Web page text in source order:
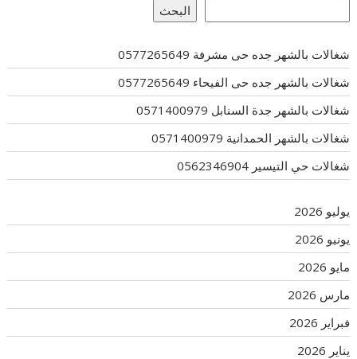
البحث
شغالات بالشهر جده حى مشرفة 0577265649
شغالات بالشهر جده حى الفيحاء 0577265649
شغالات بالشهر جدة السنابل 0571400979
شغالات بالشهر الحمدانية 0571400979
شغالات حي التيسير 0562346904
يوليو 2026
يونيو 2026
مايو 2026
مارس 2026
فبراير 2026
يناير 2026